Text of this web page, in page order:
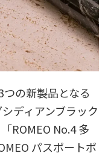
の新製品となる
ディアンブラック
ROMEO No.4 多
パスポートポ